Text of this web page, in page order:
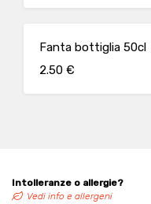
Fanta bottiglia 50cl
2.50 €
Intolleranze o allergie?
Vedi info e allergeni